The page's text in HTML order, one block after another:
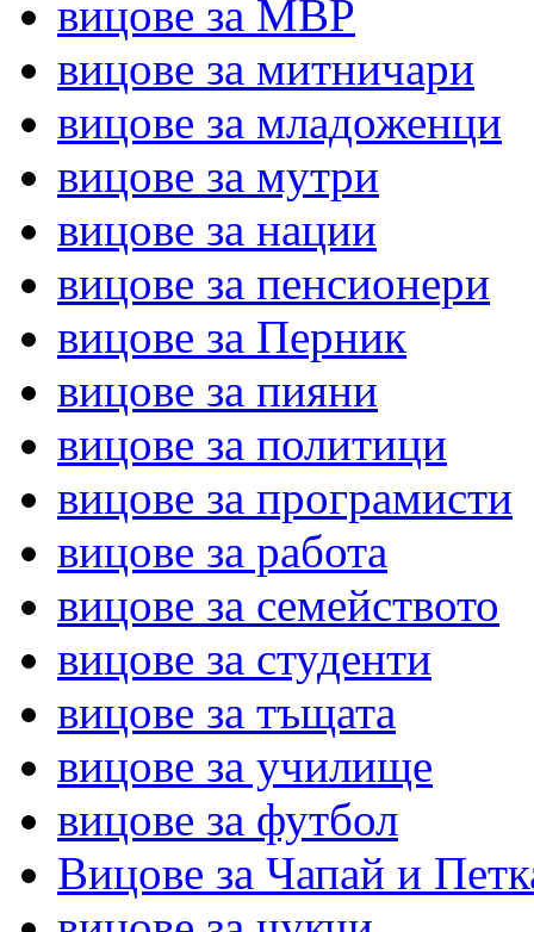
вицове за МВР
вицове за митничари
вицове за младоженци
вицове за мутри
вицове за нации
вицове за пенсионери
вицове за Перник
вицове за пияни
вицове за политици
вицове за програмисти
вицове за работа
вицове за семейството
вицове за студенти
вицове за тъщата
вицове за училище
вицове за футбол
Вицове за Чапай и